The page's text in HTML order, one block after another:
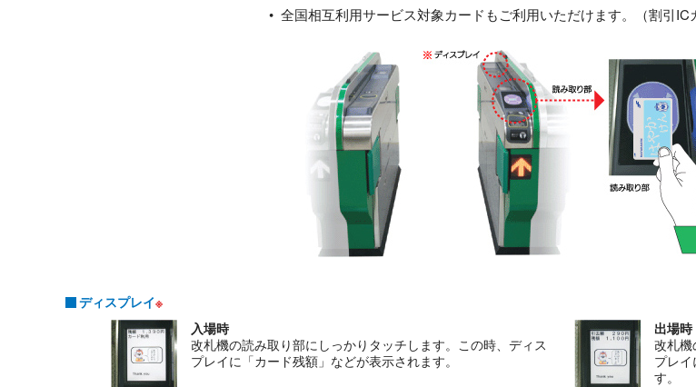
• 全国相互利用サービス対象カードもご利用いただけます。（割引IC
ディスプレイ※
入場時
改札機の読み取り部にしっかりタッチします。この時、ディス
プレイに「カード残額」などが表示されます。
出場時
改札機
プレ
す。